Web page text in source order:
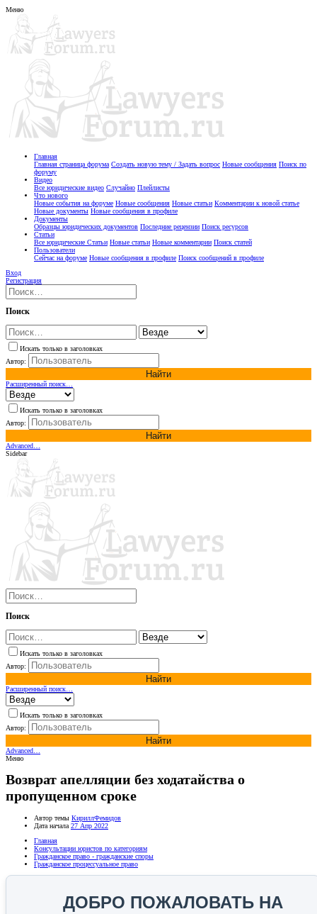
Меню
Главная
Главная страница форума Создать новую тему / Задать вопрос Новые сообщения Поиск по
форуму
Видео
Все юридические видео Случайно Плейлисты
Что нового
Новые события на форуме Новые сообщения Новые статьи Комментарии к новой статье
Новые документы Новые сообщения в профиле
Документы
Образцы юридических документов Последние рецензии Поиск ресурсов
Статьи
Все юридические Статьи Новые статьи Новые комментарии Поиск статей
Пользователи
Сейчас на форуме Новые сообщения в профиле Поиск сообщений в профиле
Вход
Регистрация
Поиск
Искать только в заголовках
Автор:
Найти
Расширенный поиск…
Искать только в заголовках
Автор:
Найти
Advanced…
Sidebar
Поиск
Искать только в заголовках
Автор:
Найти
Расширенный поиск…
Искать только в заголовках
Автор:
Найти
Advanced…
Меню
Возврат апелляции без ходатайства о
пропущенном сроке
Автор темы КириллФемидов
Дата начала 27 Апр 2022
Главная
Консультации юристов по категориям
Гражданское право - гражданские споры
Гражданское процессуальное право
ДОБРО ПОЖАЛОВАТЬ НА